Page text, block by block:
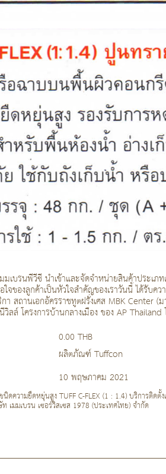
มมเบรนพีวีซี นำเข้าและจัดจำหน่ายสินค้าประ
จของลูกค้าเป็นหัวใจสำคัญของเราวันนี้ ได้รับค
กา สถานเอกอัครราชทูตฝรั่งเศส MBK
ลล์ โครงการบ้านกลางเมือง ของ AP Thailand
0.00 THB
ผลิตภัณฑ์ Tuffcon
10 พฤษภาคม 2021
ดความยืดหยุ่นสูง TUFF C-FLEX (1 : 1.4) บริการ
มมเบรน เซอร์วิสเซส 1978 (ประเทศไทย) จำกัด